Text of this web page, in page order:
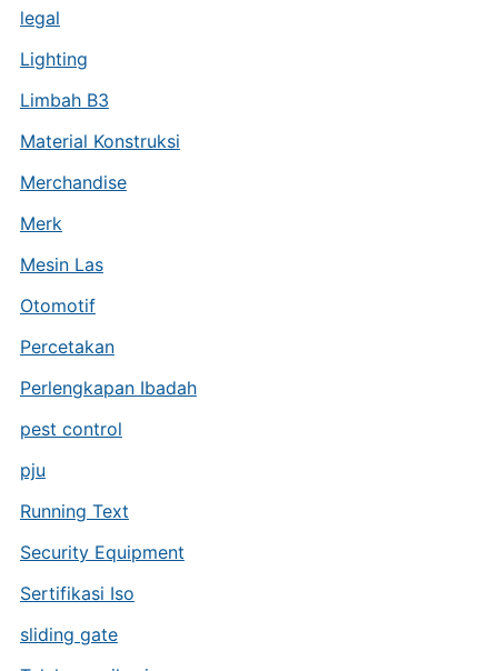
legal
Lighting
Limbah B3
Material Konstruksi
Merchandise
Merk
Mesin Las
Otomotif
Percetakan
Perlengkapan Ibadah
pest control
pju
Running Text
Security Equipment
Sertifikasi Iso
sliding gate